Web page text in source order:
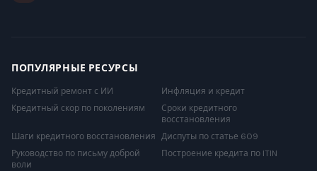
ПОПУЛЯРНЫЕ РЕСУРСЫ
Кредитный ремонт с ИИ
Инфляция и кредит
Кредитный скор по поколениям
Сроки кредитного
восстановления
Шаги кредитного восстановления Диспуты по статье 609
Руководство по письму доброй
воли
Построение кредита по ITIN